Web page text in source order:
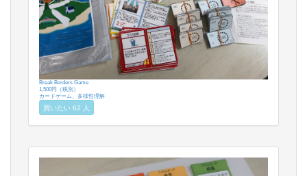
Break Borders Game
1,500円（税別）
カードゲーム、多様性理解
買いたい 62 人